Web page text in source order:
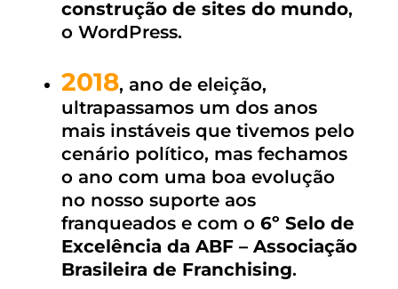
construção de sites do mundo,
o WordPress.
2018, ano de eleição,
ultrapassamos um dos anos
mais instáveis que tivemos pelo
cenário político, mas fechamos
o ano com uma boa evolução
no nosso suporte aos
franqueados e com o 6º Selo de
Excelência da ABF – Associação
Brasileira de Franchising.